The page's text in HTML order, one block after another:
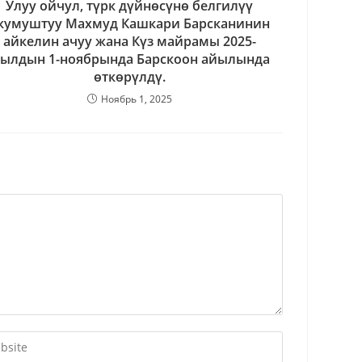
Улуу ойчул, түрк дүйнөсүнө белгилүү
Махмуд Кашкари Барсканинин
айкелин ачуу жана Күз майрамы 2025-
1-ноябрында Барскоон айылында
өткөрүлдү.
Ноябрь 1, 2025